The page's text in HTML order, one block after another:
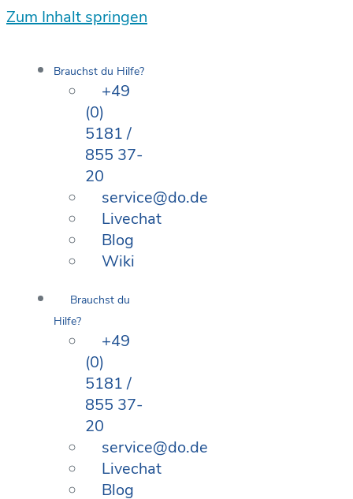
Zum Inhalt springen
Brauchst du Hilfe?
+49
(0)
5181 /
855 37-
20
service@do.de
Livechat
Blog
Wiki
Brauchst du
Hilfe?
+49
(0)
5181 /
855 37-
20
service@do.de
Livechat
Blog